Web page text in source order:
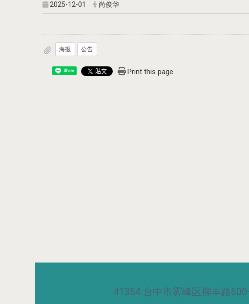
2025-12-01 尚俊华
海报 公告
Share Print this page
41354 台中市雾峰区柳丰路